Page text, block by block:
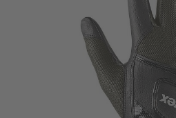
x
15.0 cm
15.5 cm